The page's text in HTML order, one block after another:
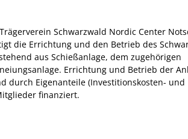
Schwarzwald Nordic Center
die Errichtung und den Betrieb des
aus Schießanlage, dem zugehörigen
Errichtung und Betrieb der
durch Eigenanteile (Investitionskosten- und
finanziert.